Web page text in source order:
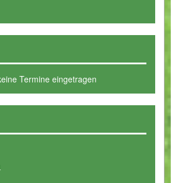
Termine eingetragen